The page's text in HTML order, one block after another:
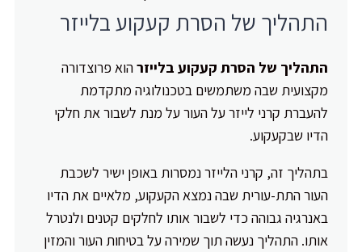
התהליך של הסרת קעקוע בלייזר
התהליך של הסרת קעקוע בלייזרהוא פרוצדורה
מקצועית שבה משתמשים בטכנולוגיה מתקדמת
להעברת קרני לייזר על העור על מנת לשבור את חלקי
הדיו שבקעקוע.
בתהליך זה, קרני הלייזר נמסרות באופן ישיר לשכבת
העור התת-עורית שבה נמצא הקעקוע, מלאיים את הדיו
באנרגיה גבוהה כדי לשבור אותו לחלקים קטנים ולנטרל
אותו. התהליך נעשה תוך שמירה על בטיחות העור והמזין